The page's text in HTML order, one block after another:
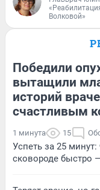
Волковой»
Победили
вытащили
историй
счастливым
1 минута 15
Успеть за 25
сковороде быстро